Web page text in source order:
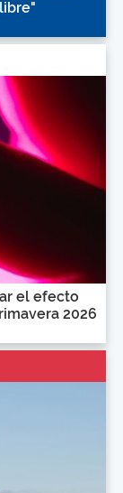
el efecto
2026